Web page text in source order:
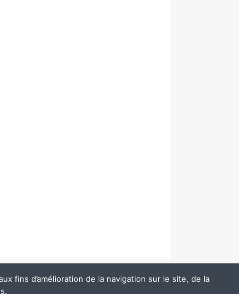
fins d’amélioration de la navigation sur le site, de la